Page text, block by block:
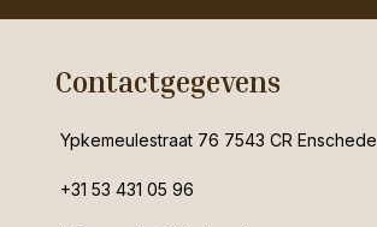
Contactgegevens
Ypkemeulestraat 76 7543 CR Enschede
+31 53 431 05 96